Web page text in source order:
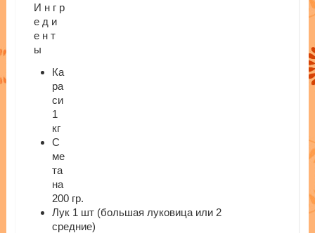
И н г р
е д и
е н т
ы
Ка
ра
си
1
кг
С
ме
та
на
200 гр.
Лук 1 шт (большая луковица или 2
средние)